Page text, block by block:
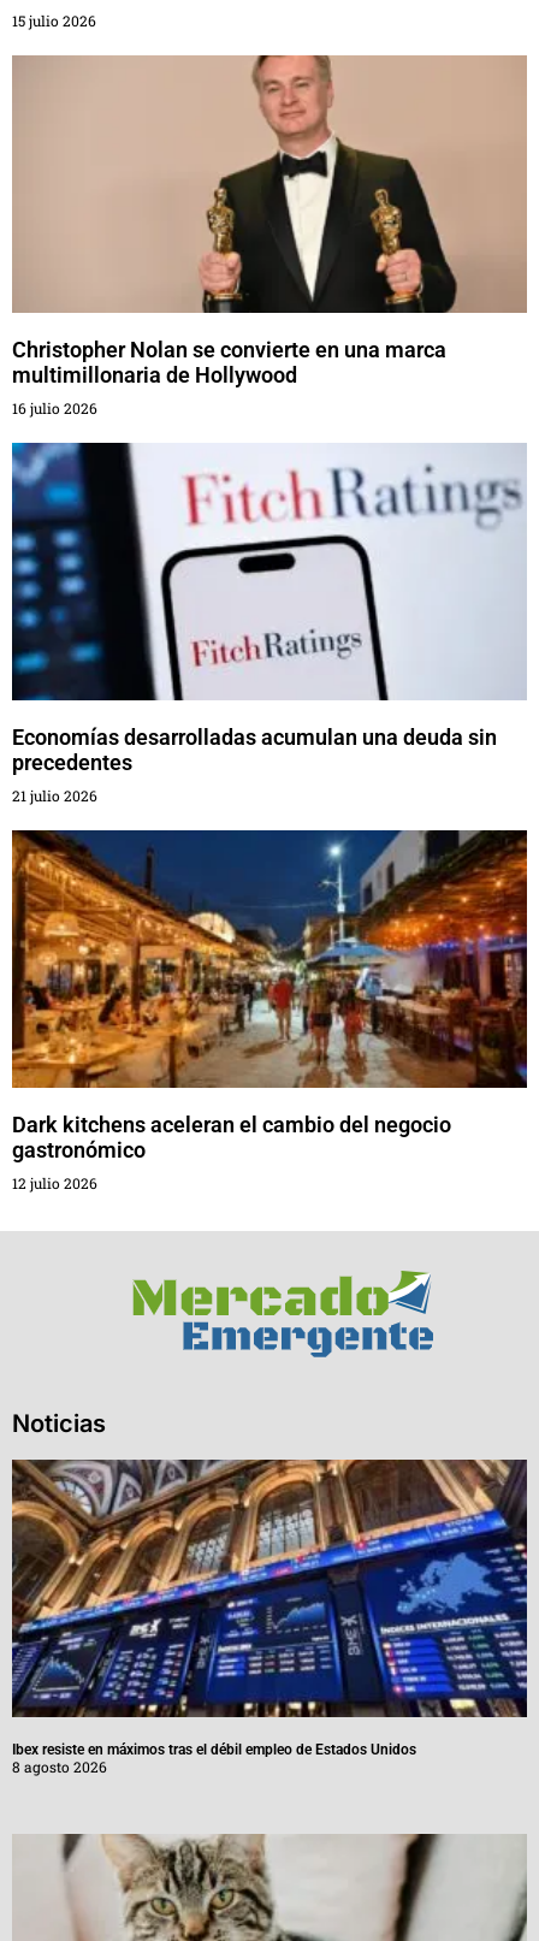
15 julio 2026
Christopher Nolan se convierte en una marca
multimillonaria de Hollywood
16 julio 2026
Economías desarrolladas acumulan una deuda sin
precedentes
21 julio 2026
Dark kitchens aceleran el cambio del negocio
gastronómico
12 julio 2026
Noticias
Ibex resiste en máximos tras el débil empleo de Estados Unidos
8 agosto 2026